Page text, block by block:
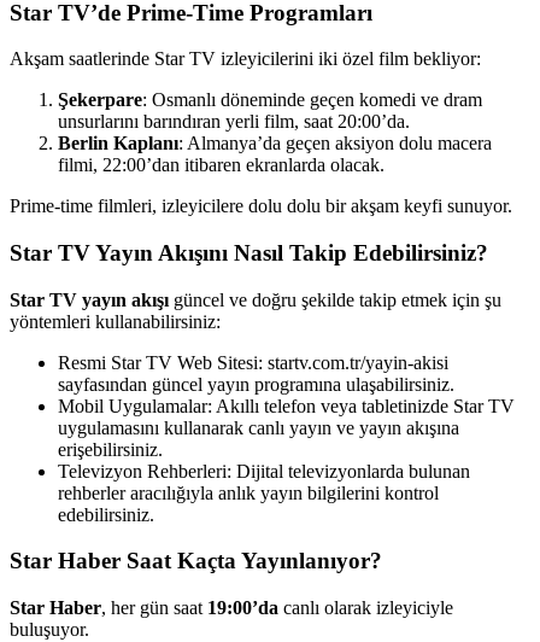
Star TV’de Prime-Time Programları
Akşam saatlerinde Star TV izleyicilerini iki özel film bekliyor:
Şekerpare: Osmanlı döneminde geçen komedi ve dram
unsurlarını barındıran yerli film, saat 20:00’da.
Berlin Kaplanı: Almanya’da geçen aksiyon dolu macera
filmi, 22:00’dan itibaren ekranlarda olacak.
Prime-time filmleri, izleyicilere dolu dolu bir akşam keyfi sunuyor.
Star TV Yayın Akışını Nasıl Takip Edebilirsiniz?
Star TV yayın akışı güncel ve doğru şekilde takip etmek için şu
yöntemleri kullanabilirsiniz:
Resmi Star TV Web Sitesi: startv.com.tr/yayin-akisi
sayfasından güncel yayın programına ulaşabilirsiniz.
Mobil Uygulamalar: Akıllı telefon veya tabletinizde Star TV
uygulamasını kullanarak canlı yayın ve yayın akışına
erişebilirsiniz.
Televizyon Rehberleri: Dijital televizyonlarda bulunan
rehberler aracılığıyla anlık yayın bilgilerini kontrol
edebilirsiniz.
Star Haber Saat Kaçta Yayınlanıyor?
Star Haber, her gün saat 19:00’da canlı olarak izleyiciyle
buluşuyor.